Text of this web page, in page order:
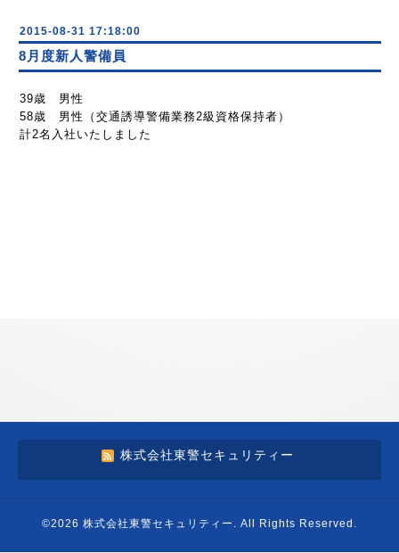
2015-08-31 17:18:00
8月度新人警備員
39歳 男性
58歳 男性（交通誘導警備業務2級資格保持者）
計2名入社いたしました
株式会社東警セキュリティー
©2026 株式会社東警セキュリティー . All Rights Reserved.